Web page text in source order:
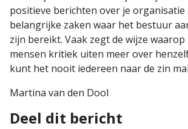
positieve berichten over je organisatie
belangrijke zaken waar het bestuur
zijn bereikt. Vaak zegt de wijze waarop
mensen kritiek uiten meer over
kunt het nooit iedereen naar de zin
Martina van den Dool
Deel dit bericht